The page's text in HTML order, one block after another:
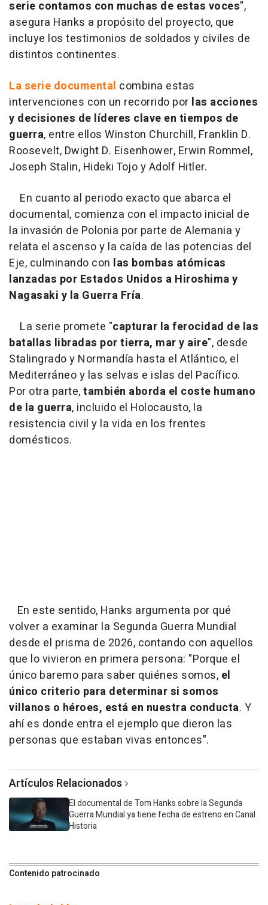
serie contamos con muchas de estas voces",
asegura Hanks a propósito del proyecto, que
incluye los testimonios de soldados y civiles de
distintos continentes.
La serie documental combina estas
intervenciones con un recorrido por las acciones
y decisiones de líderes clave en tiempos de
guerra, entre ellos Winston Churchill, Franklin D.
Roosevelt, Dwight D. Eisenhower, Erwin Rommel,
Joseph Stalin, Hideki Tojo y Adolf Hitler.
En cuanto al periodo exacto que abarca el
documental, comienza con el impacto inicial de
la invasión de Polonia por parte de Alemania y
relata el ascenso y la caída de las potencias del
Eje, culminando con las bombas atómicas
lanzadas por Estados Unidos a Hiroshima y
Nagasaki y la Guerra Fría.
La serie promete "capturar la ferocidad de las
batallas libradas por tierra, mar y aire", desde
Stalingrado y Normandía hasta el Atlántico, el
Mediterráneo y las selvas e islas del Pacífico.
Por otra parte,también aborda el coste humano
de la guerra, incluido el Holocausto, la
resistencia civil y la vida en los frentes
domésticos.
En este sentido, Hanks argumenta por qué
volver a examinar la Segunda Guerra Mundial
desde el prisma de 2026, contando con aquellos
que lo vivieron en primera persona: "Porque el
único baremo para saber quiénes somos, el
único criterio para determinar si somos
villanos o héroes, está en nuestra conducta. Y
ahí es donde entra el ejemplo que dieron las
personas que estaban vivas entonces".
Artículos Relacionados
El documental de Tom Hanks sobre la Segunda
Guerra Mundial ya tiene fecha de estreno en Canal
Historia
Contenido patrocinado